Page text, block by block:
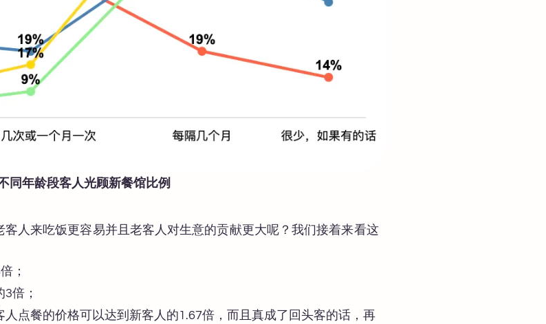
同年龄段客人光顾新餐馆比例
人来吃饭更容易并且老客人对生意的贡献更大呢？我们接着来看这
；
倍；
点餐的价格可以达到新客人的1.67倍，而且真成了回头客的话，再